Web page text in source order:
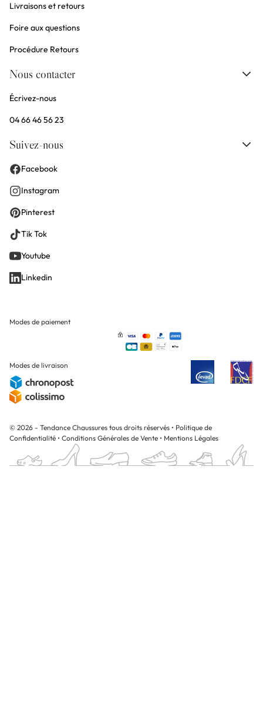
Livraisons et retours
Foire aux questions
Procédure Retours
Nous contacter
Écrivez-nous
04 66 46 56 23
Suivez-nous
Facebook
Instagram
Pinterest
Tik Tok
Youtube
Linkedin
Modes de paiement
Modes de livraison
© 2026 - Tendance Chaussures tous droits réservés • Politique de
Confidentialité • Conditions Générales de Vente • Mentions Légales